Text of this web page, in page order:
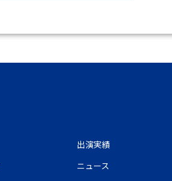
出演実績
ニュース